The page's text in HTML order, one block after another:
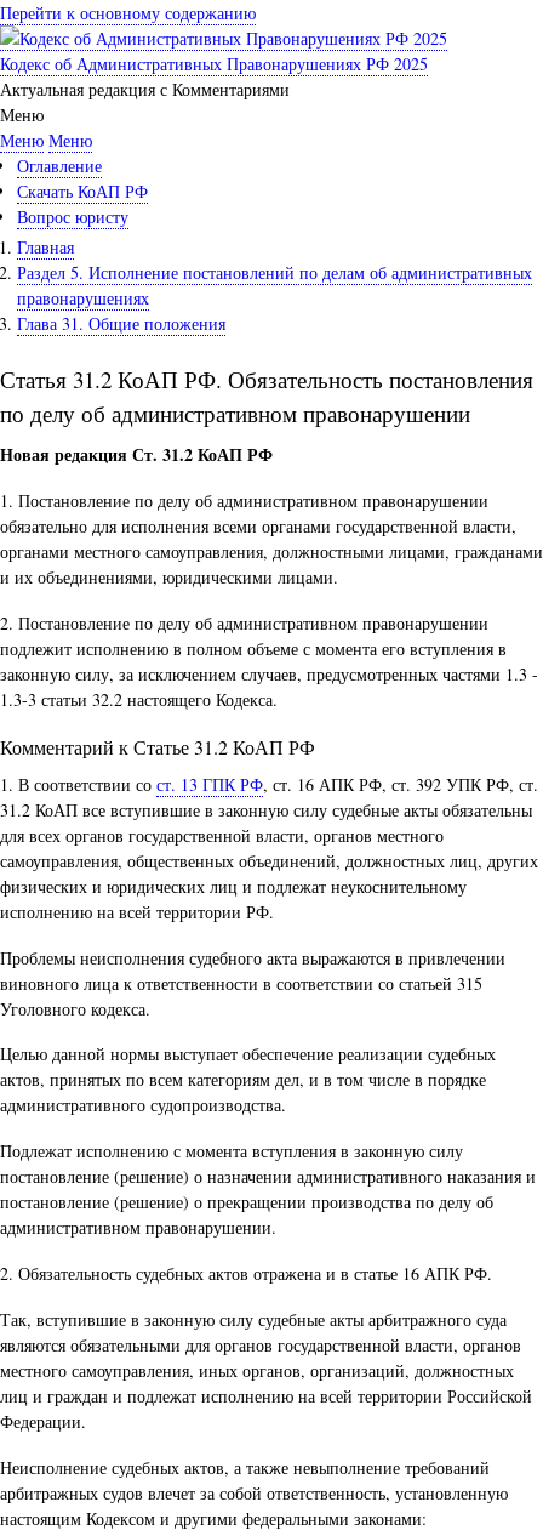
Перейти к основному содержанию
Кодекс об Административных Правонарушениях РФ 2025
Актуальная редакция с Комментариями
Меню
Меню Меню
Оглавление
Скачать КоАП РФ
Вопрос юристу
Главная
Раздел 5. Исполнение постановлений по делам об административных
правонарушениях
Глава 31. Общие положения
Статья 31.2 КоАП РФ. Обязательность постановления
по делу об административном правонарушении
Новая редакция Ст. 31.2 КоАП РФ
1. Постановление по делу об административном правонарушении
обязательно для исполнения всеми органами государственной власти,
органами местного самоуправления, должностными лицами, гражданами
и их объединениями, юридическими лицами.
2. Постановление по делу об административном правонарушении
подлежит исполнению в полном объеме с момента его вступления в
законную силу, за исключением случаев, предусмотренных частями 1.3 -
1.3-3 статьи 32.2 настоящего Кодекса.
Комментарий к Статье 31.2 КоАП РФ
1. В соответствии со ст. 13 ГПК РФ, ст. 16 АПК РФ, ст. 392 УПК РФ, ст.
31.2 КоАП все вступившие в законную силу судебные акты обязательны
для всех органов государственной власти, органов местного
самоуправления, общественных объединений, должностных лиц, других
физических и юридических лиц и подлежат неукоснительному
исполнению на всей территории РФ.
Проблемы неисполнения судебного акта выражаются в привлечении
виновного лица к ответственности в соответствии со статьей 315
Уголовного кодекса.
Целью данной нормы выступает обеспечение реализации судебных
актов, принятых по всем категориям дел, и в том числе в порядке
административного судопроизводства.
Подлежат исполнению с момента вступления в законную силу
постановление (решение) о назначении административного наказания и
постановление (решение) о прекращении производства по делу об
административном правонарушении.
2. Обязательность судебных актов отражена и в статье 16 АПК РФ.
Так, вступившие в законную силу судебные акты арбитражного суда
являются обязательными для органов государственной власти, органов
местного самоуправления, иных органов, организаций, должностных
лиц и граждан и подлежат исполнению на всей территории Российской
Федерации.
Неисполнение судебных актов, а также невыполнение требований
арбитражных судов влечет за собой ответственность, установленную
настоящим Кодексом и другими федеральными законами: